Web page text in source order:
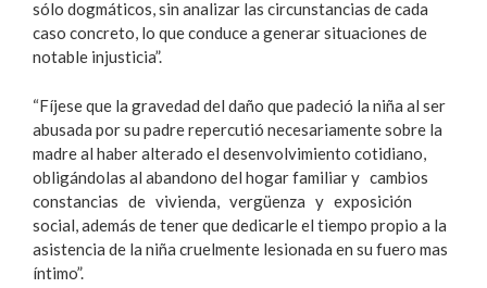
sólo dogmáticos, sin analizar las circunstancias de cada
caso concreto, lo que conduce a generar situaciones de
notable injusticia”.
“Fíjese que la gravedad del daño que padeció la niña al ser
abusada por su padre repercutió necesariamente sobre la
madre al haber alterado el desenvolvimiento cotidiano,
obligándolas al abandono del hogar familiar y cambios
constancias de vivienda, vergüenza y exposición
social, además de tener que dedicarle el tiempo propio a la
asistencia de la niña cruelmente lesionada en su fuero mas
íntimo”.